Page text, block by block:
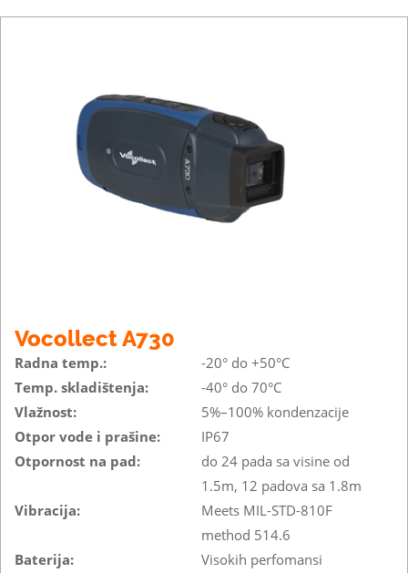
Vocollect A730
Radna temp.:
-20° do +50°C
Temp. skladištenja:
-40° do 70°C
Vlažnost:
5%–100% kondenzacije
Otpor vode i prašine:
IP67
Otpornost na pad:
do 24 pada sa visine od
1.5m, 12 padova sa 1.8m
Vibracija:
Meets MIL-STD-810F
method 514.6
Baterija:
Visokih perfomansi